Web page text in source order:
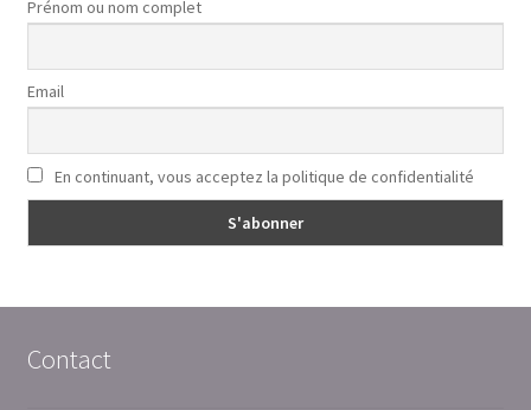
Prénom ou nom complet
Email
En continuant, vous acceptez la politique de confidentialité
Contact